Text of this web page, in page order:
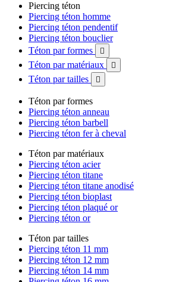
Piercing téton
Piercing téton homme
Piercing téton pendentif
Piercing téton bouclier
Téton par formes

Téton par matériaux 
Téton par tailles 
Téton par formes
Piercing téton anneau
Piercing téton barbell
Piercing téton fer à cheval
Téton par matériaux
Piercing téton acier
Piercing téton titane
Piercing téton titane anodisé
Piercing téton bioplast
Piercing téton plaqué or
Piercing téton or
Téton par tailles
Piercing téton 11 mm
Piercing téton 12 mm
Piercing téton 14 mm